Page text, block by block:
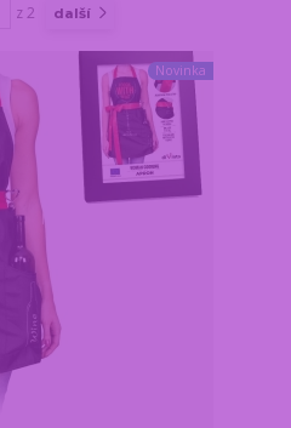
z 2 další
Novinka